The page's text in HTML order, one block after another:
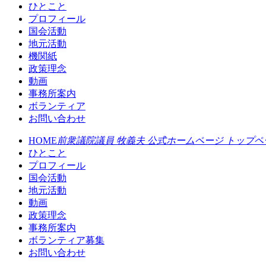
ひとこと
プロフィール
国会活動
地元活動
機関紙
政策理念
動画
事務所案内
ボランティア
お問い合わせ
HOME前衆議院議員 牧義夫 公式ホームページ トップペ
ひとこと
プロフィール
国会活動
地元活動
動画
政策理念
事務所案内
ボランティア募集
お問い合わせ